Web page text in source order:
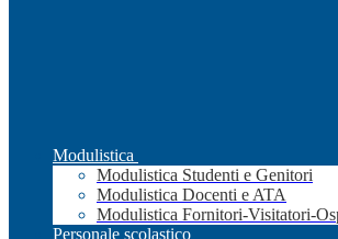
Modulistica
Modulistica Studenti e Genitori
Modulistica Docenti e ATA
Modulistica Fornitori-Visitatori-
Personale scolastico